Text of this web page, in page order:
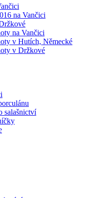
na Vančici
na Vančici
v Hutích, Německé
v Držkové
salašnictví